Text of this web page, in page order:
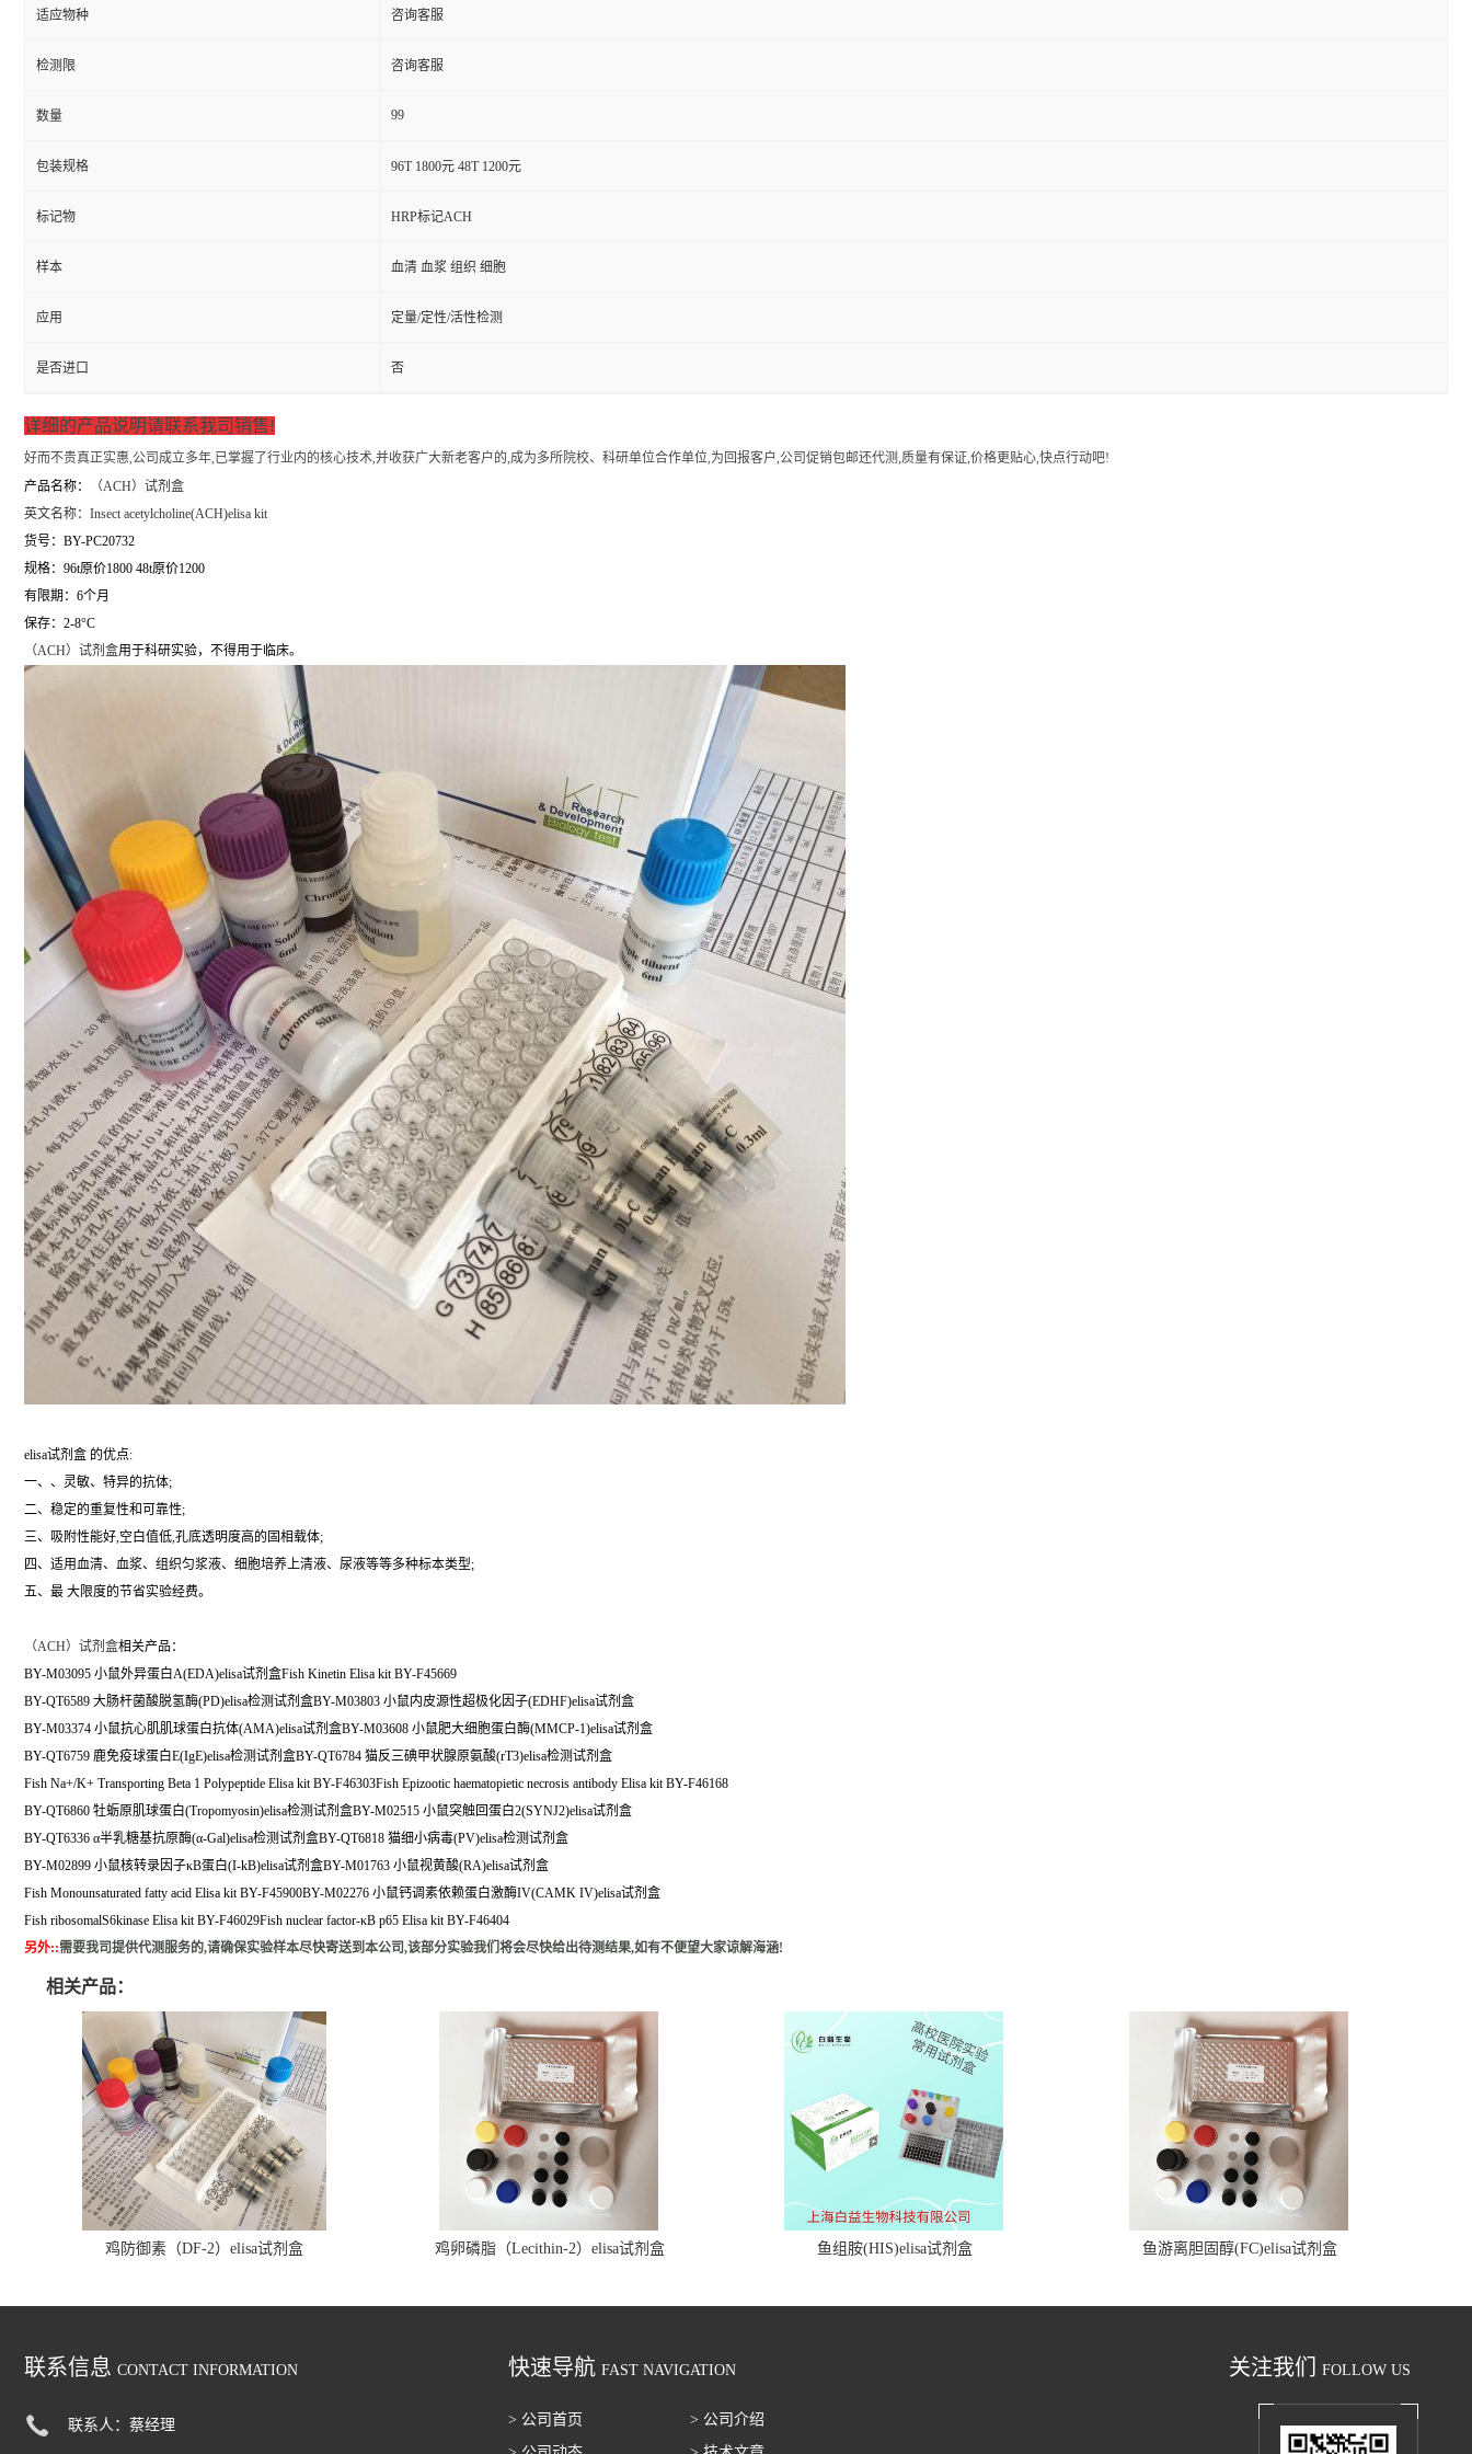
适应物种 咨询客服
检测限 咨询客服
数量 99
包装规格 96T 1800元 48T 1200元
标记物 HRP标记ACH
样本 血清 血浆 组织 细胞
应用 定量/定性/活性检测
是否进口 否
详细的产品说明请联系我司销售!
好而不贵真正实惠,公司成立多年,已掌握了行业内的核心技术,并收获广大新老客户的,成为多所院校、科研单位合作单位,为回报客户,公司促销包邮还代测,质量有保证,价格更贴心,快点行动吧!
产品名称：
（ACH）试剂盒
英文名称： Insect acetylcholine(ACH)elisa kit
货号：BY-PC20732
规格：96t原价1800 48t原价1200
有限期：6个月
保存：2-8°C
（ACH）试剂盒用于科研实验，不得用于临床。
elisa试剂盒 的优点:
一、、灵敏、特异的抗体;
二、稳定的重复性和可靠性;
三、吸附性能好,空白值低,孔底透明度高的固相载体;
四、适用血清、血浆、组织匀浆液、细胞培养上清液、尿液等等多种标本类型;
五、最 大限度的节省实验经费。
（ACH）试剂盒相关产品：
BY-M03095 小鼠外异蛋白A(EDA)elisa试剂盒Fish Kinetin Elisa kit BY-F45669
BY-QT6589 大肠杆菌酸脱氢酶(PD)elisa检测试剂盒BY-M03803 小鼠内皮源性超极化因子(EDHF)elisa试剂盒
BY-M03374 小鼠抗心肌肌球蛋白抗体(AMA)elisa试剂盒BY-M03608 小鼠肥大细胞蛋白酶(MMCP-1)elisa试剂盒
BY-QT6759 鹿免疫球蛋白E(IgE)elisa检测试剂盒BY-QT6784 猫反三碘甲状腺原氨酸(rT3)elisa检测试剂盒
Fish Na+/K+ Transporting Beta 1 Polypeptide Elisa kit BY-F46303Fish Epizootic haematopietic necrosis antibody Elisa kit BY-F46168
BY-QT6860 牡蛎原肌球蛋白(Tropomyosin)elisa检测试剂盒BY-M02515 小鼠突触回蛋白2(SYNJ2)elisa试剂盒
BY-QT6336 α半乳糖基抗原酶(α-Gal)elisa检测试剂盒BY-QT6818 猫细小病毒(PV)elisa检测试剂盒
BY-M02899 小鼠核转录因子κB蛋白(I-kB)elisa试剂盒BY-M01763 小鼠视黄酸(RA)elisa试剂盒
Fish Monounsaturated fatty acid Elisa kit BY-F45900BY-M02276 小鼠钙调素依赖蛋白激酶IV(CAMK IV)elisa试剂盒
Fish ribosomalS6kinase Elisa kit BY-F46029Fish nuclear factor-κB p65 Elisa kit BY-F46404
另外::需要我司提供代测服务的,请确保实验样本尽快寄送到本公司,该部分实验我们将会尽快给出待测结果,如有不便望大家谅解海涵!
相关产品：
鸡防御素（DF-2）elisa试剂盒 鸡卵磷脂（Lecithin-2）elisa试剂盒 鱼组胺(HIS)elisa试剂盒 鱼游离胆固醇(FC)elisa试剂盒
联系信息 CONTACT INFORMATION
联系人：蔡经理
快速导航 FAST NAVIGATION
> 公司首页
> 公司介绍
关注我们 FOLLOW US